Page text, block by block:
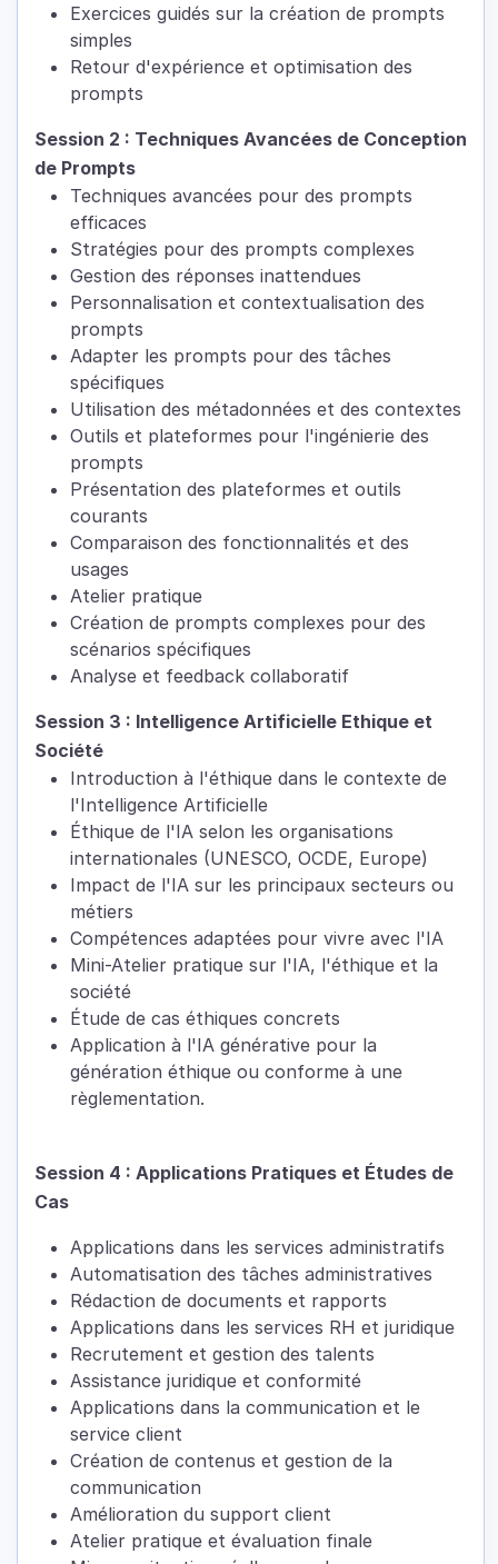
Exercices guidés sur la création de prompts
simples
Retour d'expérience et optimisation des
prompts
Session 2 : Techniques Avancées de Conception
de Prompts
Techniques avancées pour des prompts
efficaces
Stratégies pour des prompts complexes
Gestion des réponses inattendues
Personnalisation et contextualisation des
prompts
Adapter les prompts pour des tâches
spécifiques
Utilisation des métadonnées et des contextes
Outils et plateformes pour l'ingénierie des
prompts
Présentation des plateformes et outils
courants
Comparaison des fonctionnalités et des
usages
Atelier pratique
Création de prompts complexes pour des
scénarios spécifiques
Analyse et feedback collaboratif
Session 3 : Intelligence Artificielle Ethique et
Société
Introduction à l'éthique dans le contexte de
l'Intelligence Artificielle
Éthique de l'IA selon les organisations
internationales (UNESCO, OCDE, Europe)
Impact de l'IA sur les principaux secteurs ou
métiers
Compétences adaptées pour vivre avec l'IA
Mini-Atelier pratique sur l'IA, l'éthique et la
société
Étude de cas éthiques concrets
Application à l'IA générative pour la
génération éthique ou conforme à une
règlementation.
Session 4 : Applications Pratiques et Études de
Cas
Applications dans les services administratifs
Automatisation des tâches administratives
Rédaction de documents et rapports
Applications dans les services RH et juridique
Recrutement et gestion des talents
Assistance juridique et conformité
Applications dans la communication et le
service client
Création de contenus et gestion de la
communication
Amélioration du support client
Atelier pratique et évaluation finale